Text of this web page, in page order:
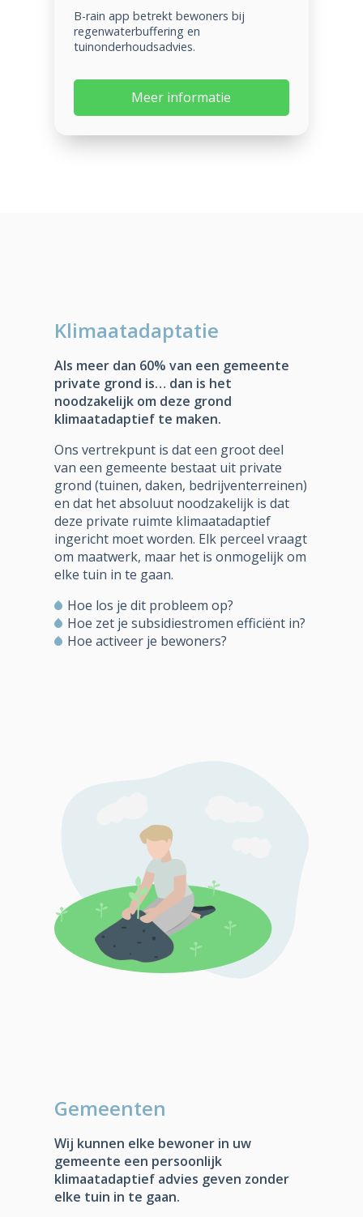
B-rain app betrekt bewoners bij
regenwaterbuffering en
tuinonderhoudsadvies.
Meer informatie
Klimaatadaptatie
Als meer dan 60% van een gemeente
private grond is… dan is het
noodzakelijk om deze grond
klimaatadaptief te maken.
Ons vertrekpunt is dat een groot deel
van een gemeente bestaat uit private
grond (tuinen, daken, bedrijventerreinen)
en dat het absoluut noodzakelijk is dat
deze private ruimte klimaatadaptief
ingericht moet worden. Elk perceel vraagt
om maatwerk, maar het is onmogelijk om
elke tuin in te gaan.
Hoe los je dit probleem op?
Hoe zet je subsidiestromen efficiënt in?
Hoe activeer je bewoners?
Gemeenten
Wij kunnen elke bewoner in uw
gemeente een persoonlijk
klimaatadaptief advies geven zonder
elke tuin in te gaan.